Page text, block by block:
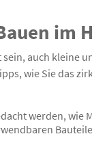
im
auch
wie Sie das
werden,